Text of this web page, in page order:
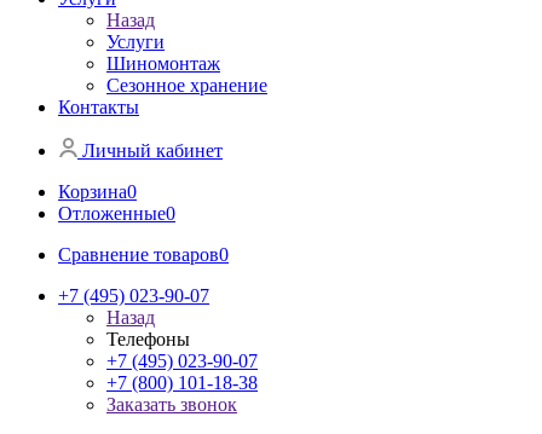
Назад
Услуги
Шиномонтаж
Сезонное хранение
Контакты
Личный кабинет
Корзина0
Отложенные0
Сравнение товаров0
+7 (495) 023-90-07
Назад
Телефоны
+7 (495) 023-90-07
+7 (800) 101-18-38
Заказать звонок